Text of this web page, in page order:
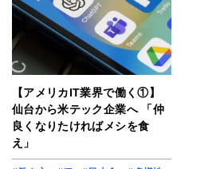
【アメリカIT業界で働く①】
仙台から米テック企業へ 「仲
良くなりたければメシを食
え」